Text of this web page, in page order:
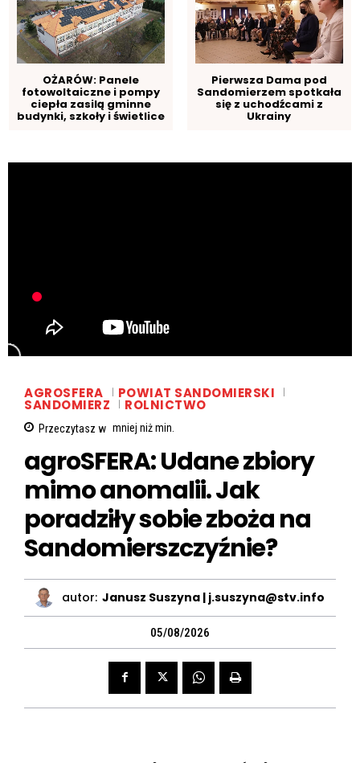
OŻARÓW: Panele
fotowoltaiczne i pompy
ciepła zasilą gminne
budynki, szkoły i świetlice
Pierwsza Dama pod
Sandomierzem spotkała
się z uchodźcami z
Ukrainy